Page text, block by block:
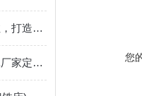
盐山县奔兴：十八年专注，打造高品质风琴罩、风琴护罩、风琴防护罩
钢板、机床、风琴防护罩厂家定制指南：柔性防护材料的耐温、阻燃与往复寿命解析 您